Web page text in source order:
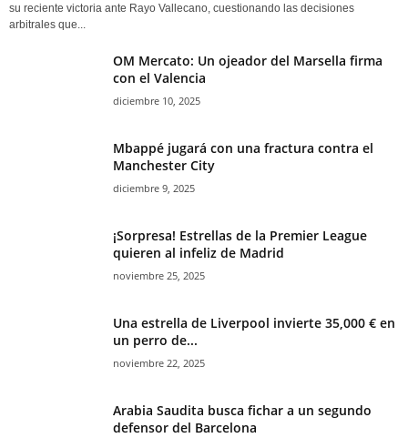
su reciente victoria ante Rayo Vallecano, cuestionando las decisiones
arbitrales que...
OM Mercato: Un ojeador del Marsella firma
con el Valencia
diciembre 10, 2025
Mbappé jugará con una fractura contra el
Manchester City
diciembre 9, 2025
¡Sorpresa! Estrellas de la Premier League
quieren al infeliz de Madrid
noviembre 25, 2025
Una estrella de Liverpool invierte 35,000 € en
un perro de...
noviembre 22, 2025
Arabia Saudita busca fichar a un segundo
defensor del Barcelona